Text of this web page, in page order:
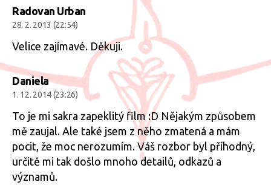
Radovan Urban
28. 2. 2013 (22:54)
Velice zajímavé. Děkuji.
Daniela
1. 12. 2014 (23:26)
To je mi sakra zapeklitý film :D Nějakým způsobem
mě zaujal. Ale také jsem z něho zmatená a mám
pocit, že moc nerozumím. Váš rozbor byl příhodný,
určitě mi tak došlo mnoho detailů, odkazů a
významů.